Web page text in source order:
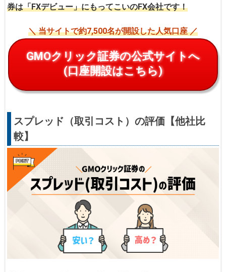
券は「FXデビュー」にもってこいのFX会社です！
＼ 当サイトで約7,500名が開設した人気口座 ／
GMOクリック証券の公式サイトへ
(口座開設はこちら)
スプレッド（取引コスト）の評価【他社比
較】